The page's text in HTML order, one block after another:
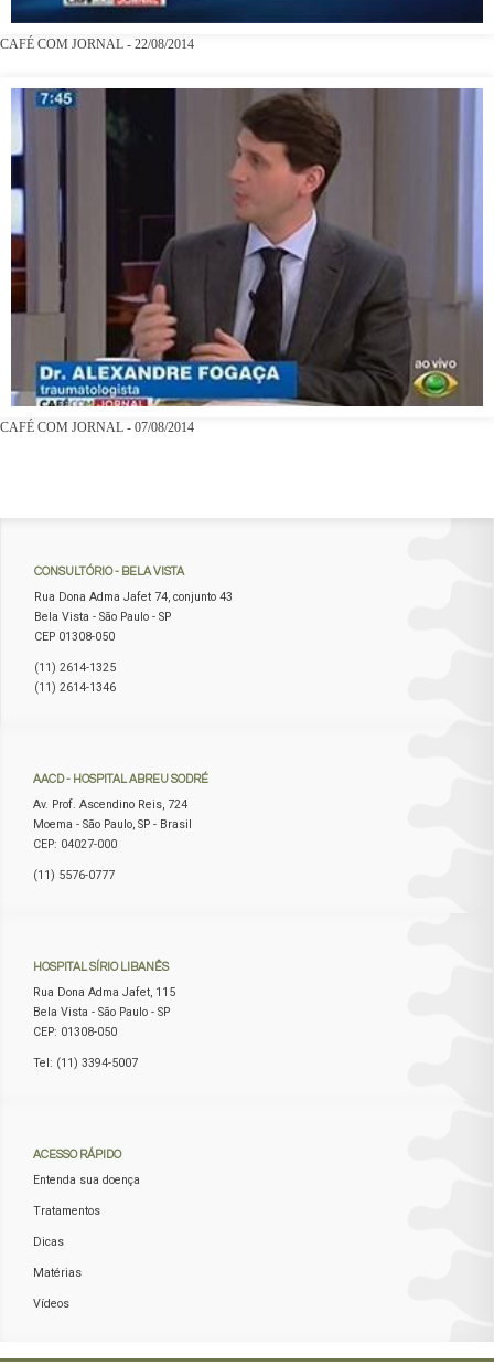
CAFÉ COM JORNAL - 22/08/2014
CAFÉ COM JORNAL - 07/08/2014
CONSULTÓRIO- BELA VISTA
Rua Dona Adma Jafet 74, conjunto 43
Bela Vista - São Paulo - SP
CEP 01308-050
(11) 2614-1325
(11) 2614-1346
AACD- HOSPITAL ABREU SODRÉ
Av. Prof. Ascendino Reis, 724
Moema - São Paulo, SP - Brasil
CEP: 04027-000
(11) 5576-0777
HOSPITALSÍRIO LIBANÊS
Rua Dona Adma Jafet, 115
Bela Vista - São Paulo - SP
CEP: 01308-050
Tel: (11) 3394-5007
ACESSO RÁPIDO
Entenda sua doença
Tratamentos
Dicas
Matérias
Vídeos